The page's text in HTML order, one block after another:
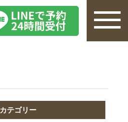
カテゴリー